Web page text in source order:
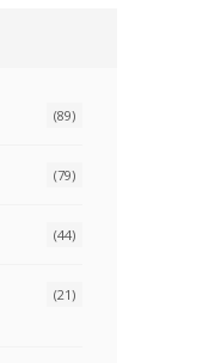
(89)
(79)
(44)
(21)